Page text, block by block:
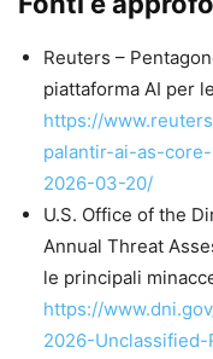
Reuters –
piattaforma AI per
https://
palantir-ai-as-
2026-03-20/
U.S. Office of the
Annual Threat
le principali
https://
2026-